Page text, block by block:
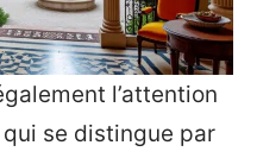
l’attention
se distingue par